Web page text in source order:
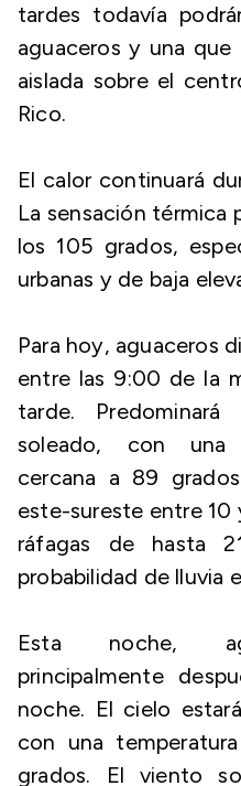
tardes todavía
aguaceros y una
aislada sobre el
Rico.
El calor continuará
La sensación térmica
los 105 grados,
urbanas y de baja
Para hoy, aguaceros
entre las 9:00 de la
tarde.
soleado, con una
cercana a 89
este-sureste entre 10
ráfagas de hasta
probabilidad de lluvia
Esta noche,
principalmente
noche. El cielo
con una
grados. El viento